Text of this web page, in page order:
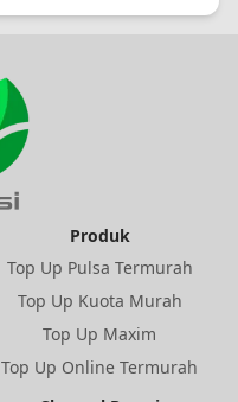
Produk
Top Up Pulsa Termurah
Top Up Kuota Murah
Top Up Maxim
Top Up Online Termurah